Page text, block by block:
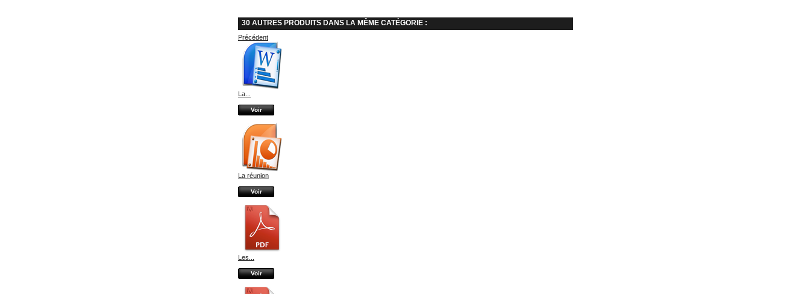
30 AUTRES PRODUITS DANS LA MÊME CATÉGORIE :
Précédent
La...
Voir
La réunion
Voir
Les...
Voir